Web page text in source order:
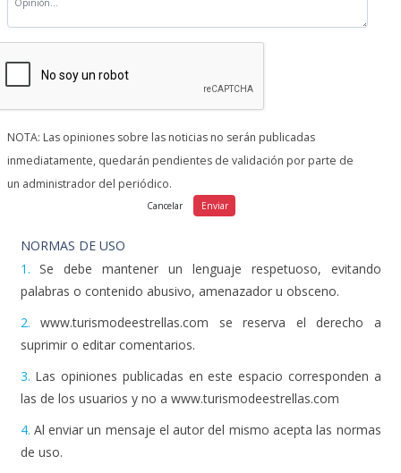
NOTA: Las opiniones sobre las noticias no serán publicadas
inmediatamente, quedarán pendientes de validación por parte de
un administrador del periódico.
NORMAS DE USO
1. Se debe mantener un lenguaje respetuoso, evitando
palabras o contenido abusivo, amenazador u obsceno.
2. www.turismodeestrellas.com se reserva el derecho a
suprimir o editar comentarios.
3. Las opiniones publicadas en este espacio corresponden a
las de los usuarios y no a www.turismodeestrellas.com
4. Al enviar un mensaje el autor del mismo acepta las normas
de uso.